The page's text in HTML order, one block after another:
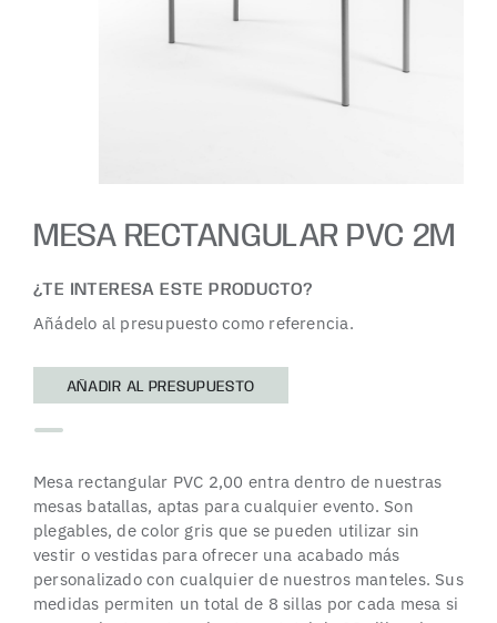
MESA RECTANGULAR PVC 2M
¿TE INTERESA ESTE PRODUCTO?
Añádelo al presupuesto como referencia.
AÑADIR AL PRESUPUESTO
Mesa rectangular PVC 2,00 entra dentro de nuestras
mesas batallas, aptas para cualquier evento. Son
plegables, de color gris que se pueden utilizar sin
vestir o vestidas para ofrecer una acabado más
personalizado con cualquier de nuestros manteles. Sus
medidas permiten un total de 8 sillas por cada mesa si